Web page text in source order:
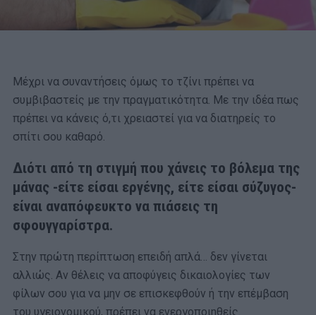
Μέχρι να συναντήσεις όμως το τζίνι πρέπει να
συμβιβαστείς με την πραγματικότητα. Με την ιδέα πως
πρέπει να κάνεις ό,τι χρειαστεί για να διατηρείς το
σπίτι σου καθαρό.
Διότι από τη στιγμή που χάνεις το βόλεμα της
μάνας -είτε είσαι εργένης, είτε είσαι σύζυγος-
είναι αναπόφευκτο να πιάσεις τη
σφουγγαρίστρα.
Στην πρώτη περίπτωση επειδή απλά… δεν γίνεται
αλλιώς. Αν θέλεις να αποφύγεις δικαιολογίες των
φίλων σου για να μην σε επισκεφθούν ή την επέμβαση
του υγειονομικού, πρέπει να ενεργοποιηθείς.